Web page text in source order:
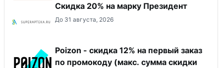
Скидка 20% на марку Президент
До 31 августа, 2026
Poizon - скидка 12% на первый заказ
по промокоду (макс. сумма скидки